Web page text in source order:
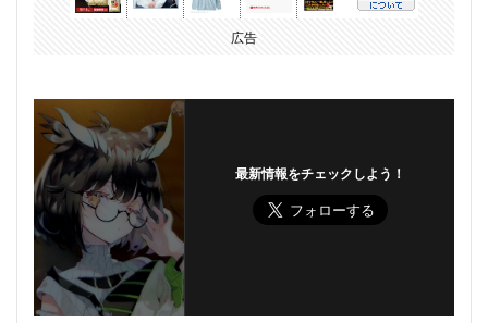
広告
最新情報をチェックしよう！